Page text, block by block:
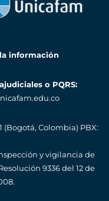
información
o PQRS:
(Bogotá, Colombia) PBX:
y vigilancia de
9336 del 12 de